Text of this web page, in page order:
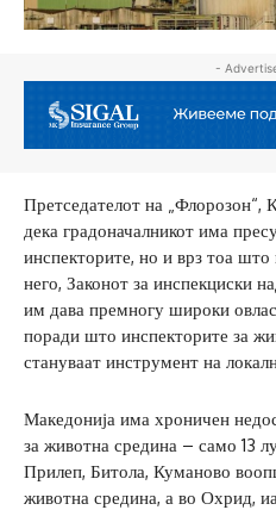
-
Претседателот на „Флорозон“,
дека градоначалникот има
инспекторите, но и врз тоа
него, Законот за инспекциски
им дава премногу широки
поради што инспекторите за
стануваат инструмент на
Македонија има хроничен
за животна средина – само 13
Прилеп, Битола, Куманово
животна средина, а во Охрид,